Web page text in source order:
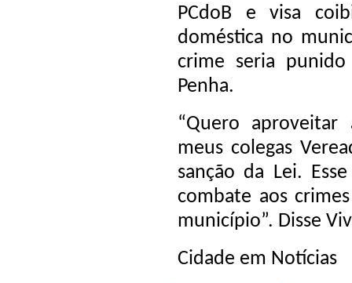
PCdoB e visa
doméstica no
crime seria
Penha.
“Quero
meus colegas
sanção da Lei.
combate aos
município”. Disse
Cidade em Notícias